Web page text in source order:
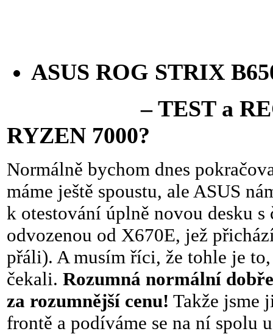
ASUS ROG STRIX
– TEST a
RYZEN 7000?
Normálně bychom dnes
máme ještě spoustu, ale ASUS
k otestování úplně novou desku
odvozenou od X670E, jež
přáli). A musím říci, že tohle je
čekali. Rozumná normální
za rozumnější cenu! Takže jsme
frontě a podíváme se na ní spolu